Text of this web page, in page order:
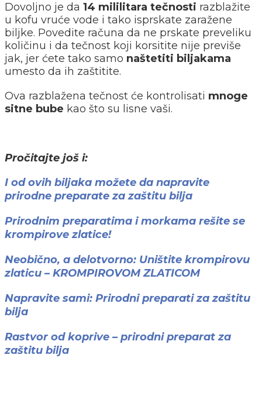
Dovoljno je da 14 mililitara tečnosti razblažite
u kofu vruće vode i tako isprskate zaražene
biljke. Povedite računa da ne prskate preveliku
količinu i da tečnost koji korsitite nije previše
jak, jer ćete tako samo naštetiti biljakama
umesto da ih zaštitite.
Ova razblažena tečnost će kontrolisati mnoge
sitne bube kao što su lisne vaši.
Pročitajte još i:
I od ovih biljaka možete da napravite
prirodne preparate za zaštitu bilja
Prirodnim preparatima i morkama rešite se
krompirove zlatice!
Neobično, a delotvorno: Uništite krompirovu
zlaticu – KROMPIROVOM ZLATICOM
Napravite sami: Prirodni preparati za zaštitu
bilja
Rastvor od koprive – prirodni preparat za
zaštitu bilja